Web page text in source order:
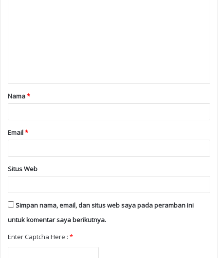
Nama*
Email*
Situs Web
Simpan nama, email, dan situs web saya pada peramban ini
untuk komentar saya berikutnya.
Enter Captcha Here : *